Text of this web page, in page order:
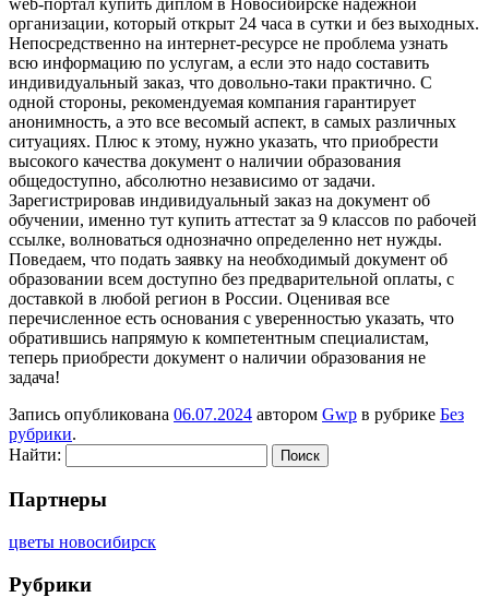
web-портал купить диплом в Новосибирске надежной
организации, который открыт 24 часа в сутки и без выходных.
Непосредственно на интернет-ресурсе не проблема узнать
всю информацию по услугам, а если это надо составить
индивидуальный заказ, что довольно-таки практично. С
одной стороны, рекомендуемая компания гарантирует
анонимность, а это все весомый аспект, в самых различных
ситуациях. Плюс к этому, нужно указать, что приобрести
высокого качества документ о наличии образования
общедоступно, абсолютно независимо от задачи.
Зарегистрировав индивидуальный заказ на документ об
обучении, именно тут купить аттестат за 9 классов по рабочей
ссылке, волноваться однозначно определенно нет нужды.
Поведаем, что подать заявку на необходимый документ об
образовании всем доступно без предварительной оплаты, с
доставкой в любой регион в России. Оценивая все
перечисленное есть основания с уверенностью указать, что
обратившись напрямую к компетентным специалистам,
теперь приобрести документ о наличии образования не
задача!
Запись опубликована 06.07.2024 автором Gwp в рубрике Без
рубрики.
Найти:
Партнеры
цветы новосибирск
Рубрики